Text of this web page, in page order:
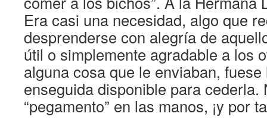
Era casi una necesidad, algo que
desprenderse con alegría de
útil o simplemente agradable a los
alguna cosa que le enviaban,
enseguida disponible para cederla.
“pegamento” en las manos, ¡y por